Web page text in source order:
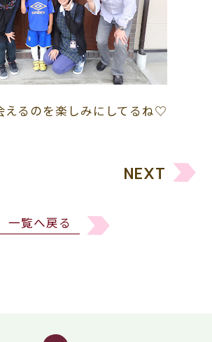
えるのを楽しみにしてるね♡
NEXT
一覧へ戻る